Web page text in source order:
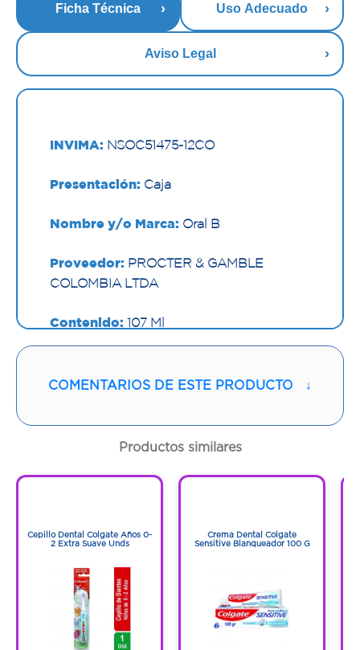
Ficha Técnica Uso Adecuado
Aviso Legal
INVIMA: NSOC51475-12CO
Presentación: Caja
Nombre y/o Marca: Oral B
Proveedor: PROCTER & GAMBLE
COLOMBIA LTDA
Contenido: 107 Ml
COMENTARIOS DE ESTE PRODUCTO ↓
Productos similares
Cepillo Dental Colgate Años 0-
2 Extra Suave Unds
Crema Dental Colgate
Sensitive Blanqueador 100 G